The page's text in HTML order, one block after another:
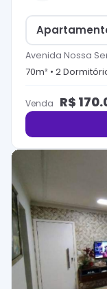
Avenida Nossa
70m² • 2
Venda R$